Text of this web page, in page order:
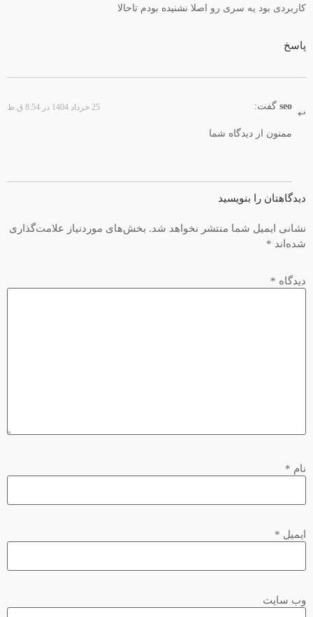
کاربردی بود یه سری رو اصلا نشنیده بودم تاحالا
پاسخ
seo گفت: 25 خرداد 1404 در 8:54 ق.ظ
ممنون ار دیدگاه شما
دیدگاهتان را بنویسید
نشانی ایمیل شما منتشر نخواهد شد. بخش‌های موردنیاز علامت‌گذاری
شده‌اند *
دیدگاه *
نام *
ایمیل *
وب‌ سایت